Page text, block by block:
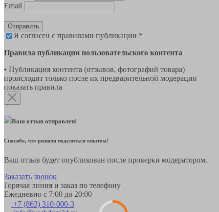
Email
Отправить
Я согласен с правилами публикации *
Правила публикации пользовательского контента
• Публикация контента (отзывов, фотографий товара)
происходит только после их предварительной модерации
показать правила
Ваш отзыв отправлен!
Спасибо, что решили поделиться опытом!
Ваш отзыв будет опубликован после проверки модератором.
Заказать звонок
Горячая линия и заказ по телефону
Ежедневно с 7:00 до 20:00
+7 (863) 310-000-3